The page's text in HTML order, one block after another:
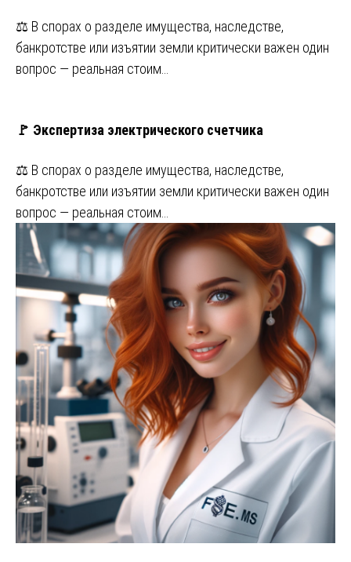
⚖️ В спорах о разделе имущества, наследстве,
банкротстве или изъятии земли критически важен один
вопрос — реальная стоим…
🚩 Экспертиза электрического счетчика
⚖️ В спорах о разделе имущества, наследстве,
банкротстве или изъятии земли критически важен один
вопрос — реальная стоим…